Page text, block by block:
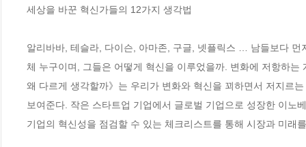
세상을 바꾼 혁신가들의 12가지 생각법
알리바바, 테슬라, 다이슨, 아마존, 구글, 넷플릭스 … 남들보다
체 누구이며, 그들은 어떻게 혁신을 이루었을까. 변화에 저항하
왜 다르게 생각할까》는 우리가 변화와 혁신을 꾀하면서 저지르
보여준다. 작은 스타트업 기업에서 글로벌 기업으로 성장한 이
기업의 혁신성을 점검할 수 있는 체크리스트를 통해 시장과 미래